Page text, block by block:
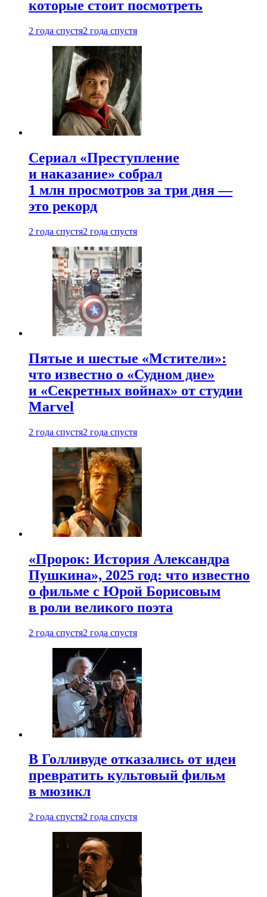
которые стоит посмотреть
2 года спустя2 года спустя
Сериал «Преступление
и наказание» собрал
1 млн просмотров за три дня —
это рекорд
2 года спустя2 года спустя
Пятые и шестые «Мстители»:
что известно о «Судном дне»
и «Секретных войнах» от студии
Marvel
2 года спустя2 года спустя
«Пророк: История Александра
Пушкина», 2025 год: что известно
о фильме с Юрой Борисовым
в роли великого поэта
2 года спустя2 года спустя
В Голливуде отказались от идеи
превратить культовый фильм
в мюзикл
2 года спустя2 года спустя